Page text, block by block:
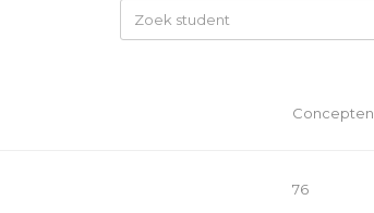
Concepten
76